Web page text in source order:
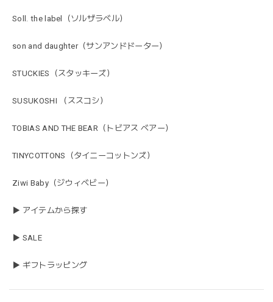
Soll. the label（ソルザラベル）
son and daughter（サンアンドドーター）
STUCKIES（スタッキーズ）
SUSUKOSHI （ススコシ）
TOBIAS AND THE BEAR（トビアス ベアー）
TINYCOTTONS（タイニーコットンズ）
Ziwi Baby（ジウィベビー）
▶ アイテムから探す
▶ SALE
▶ ギフトラッピング